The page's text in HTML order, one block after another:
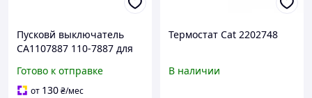
Пусковй выключатель
CA1107887 110-7887 для
414E 416E 416F, трактора
D10T, катка CB-22B
Готово к отправке
от 130₴/мес
Термостат Cat 2202748
В наличии